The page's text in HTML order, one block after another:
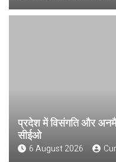
प्रदेश में विसंगति और
सीईओ
6 August 2026